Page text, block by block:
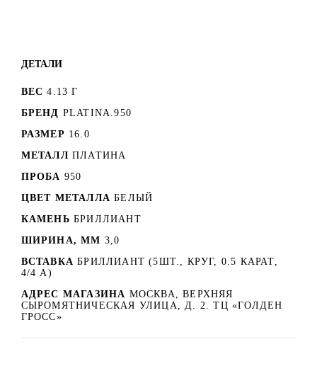
ДЕТАЛИ
ВЕС 4.13 Г
БРЕНД PLATINA.950
РАЗМЕР 16.0
МЕТАЛЛ ПЛАТИНА
ПРОБА 950
ЦВЕТ МЕТАЛЛА БЕЛЫЙ
КАМЕНЬ БРИЛЛИАНТ
ШИРИНА, ММ 3,0
ВСТАВКА БРИЛЛИАНТ (5ШТ., КРУГ, 0.5 КАРАТ,
4/4 А)
АДРЕС МАГАЗИНА МОСКВА, ВЕРХНЯЯ
СЫРОМЯТНИЧЕСКАЯ УЛИЦА, Д. 2. ТЦ «ГОЛДЕН
ГРОСС»